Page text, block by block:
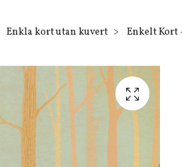
Enkla kort utan kuvert Enkelt Kort